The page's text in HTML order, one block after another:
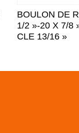
BOULON DE
1/2 »-20 X 7/8
CLE 13/16 »